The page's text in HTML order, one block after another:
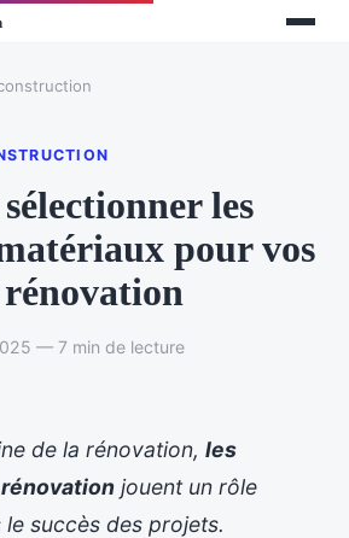
les
pour vos
— 7 min de lecture
de la rénovation, les
jouent un rôle
le succès des projets.